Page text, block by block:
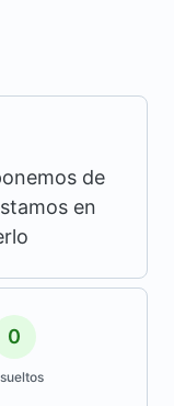
de
en
0